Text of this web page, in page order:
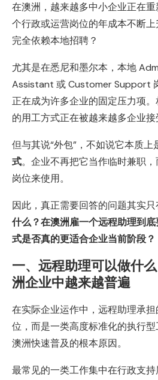
在澳洲，越来越多中小企业正在
个行政或运营岗位的年成本不断
完全依赖本地招聘？
尤其是在悉尼和墨尔本，本地
Assistant 或 Customer Support
正在成为许多企业的固定压力项
的用工方式正在被越来越多企业
但与其说“外包”，不如说它本质上
式。企业不再把它当作临时兼职
岗位来使用。
因此，真正需要回答的问题其实只
什么？在澳洲雇一个远程助理到
式是否真的更适合企业当前阶段？
一、远程助理可以做什
洲企业中越来越普遍
在实际企业运作中，远程助理承
位，而是一类高度标准化的执行
澳洲快速普及的根本原因。
最常见的一类工作集中在行政支持